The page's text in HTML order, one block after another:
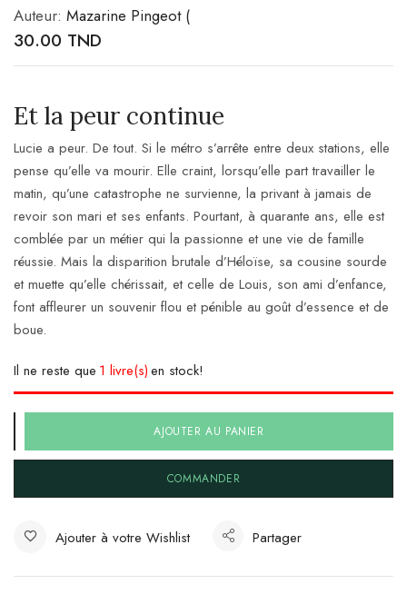
Auteur: Mazarine Pingeot (
30.00 TND
Et la peur continue
Lucie a peur. De tout. Si le métro s’arrête entre deux stations, elle
pense qu’elle va mourir. Elle craint, lorsqu’elle part travailler le
matin, qu’une catastrophe ne survienne, la privant à jamais de
revoir son mari et ses enfants. Pourtant, à quarante ans, elle est
comblée par un métier qui la passionne et une vie de famille
réussie. Mais la disparition brutale d’Héloïse, sa cousine sourde
et muette qu’elle chérissait, et celle de Louis, son ami d’enfance,
font affleurer un souvenir flou et pénible au goût d’essence et de
boue.
Il ne reste que 1 livre(s)en stock!
AJOUTER AU PANIER
COMMANDER
Ajouter à votre Wishlist Partager